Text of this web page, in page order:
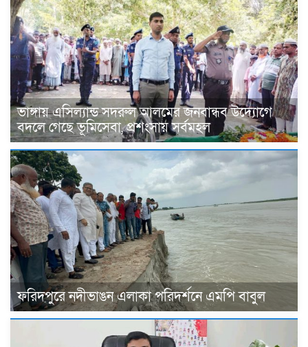
ভাঙ্গায় এসিল্যান্ড সদরুল আলমের জনবান্ধব উদ্যোগে
বদলে গেছে ভূমিসেবা, প্রশংসায় সর্বমহল
ফরিদপুরে নদীভাঙন এলাকা পরিদর্শনে এমপি বাবুল